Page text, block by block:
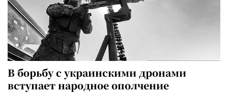
В борьбу с украинскими дронами
вступает народное ополчение